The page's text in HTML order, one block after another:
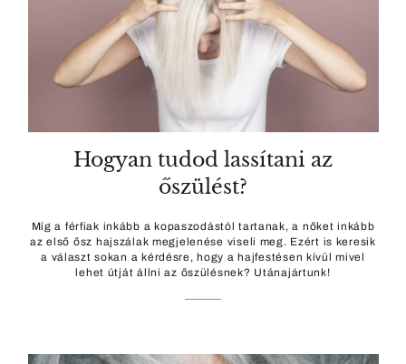
Hogyan tudod lassítani az
őszülést?
Míg a férfiak inkább a kopaszodástól tartanak, a nőket inkább
az első ősz hajszálak megjelenése viseli meg. Ezért is keresik
a választ sokan a kérdésre, hogy a hajfestésen kívül mivel
lehet útját állni az őszülésnek? Utánajártunk!